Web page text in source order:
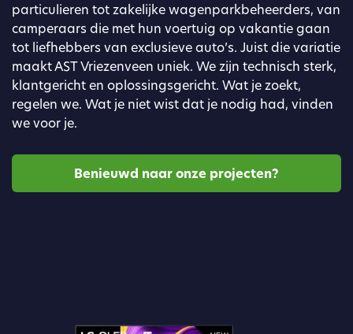
particulieren tot zakelijke wagenparkbeheerders, van
camperaars die met hun voertuig op vakantie gaan
tot liefhebbers van exclusieve auto’s. Juist die variatie
maakt AST Vriezenveen uniek. We zijn technisch sterk,
klantgericht en oplossingsgericht. Wat je zoekt,
regelen we. Wat je niet wist dat je nodig had, vinden
we voor je.
Benieuwd naar onze projecten?